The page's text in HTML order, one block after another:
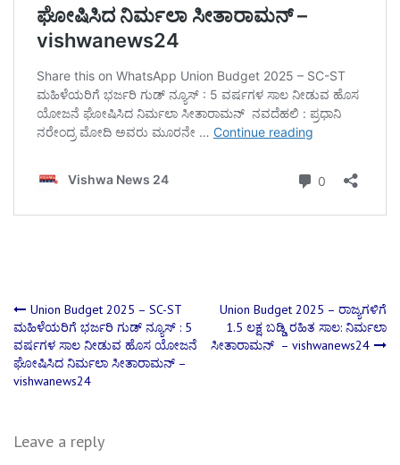
Post
navigation
Union Budget 2025 – SC-ST
ಮಹಿಳೆಯರಿಗೆ ಭರ್ಜರಿ ಗುಡ್ ನ್ಯೂಸ್ : 5
ವರ್ಷಗಳ ಸಾಲ ನೀಡುವ ಹೊಸ ಯೋಜನೆ
ಘೋಷಿಸಿದ ನಿರ್ಮಲಾ ಸೀತಾರಾಮನ್ –
vishwanews24
Union Budget 2025 – ರಾಜ್ಯಗಳಿಗೆ
1.5 ಲಕ್ಷ ಬಡ್ಡಿ ರಹಿತ ಸಾಲ: ನಿರ್ಮಲಾ
ಸೀತಾರಾಮನ್ – vishwanews24
Leave a reply